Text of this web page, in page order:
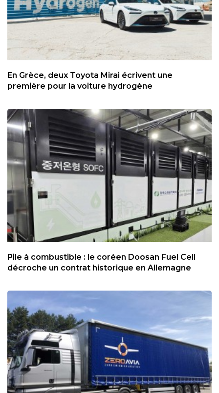
En Grèce, deux Toyota Mirai écrivent une
première pour la voiture hydrogène
Pile à combustible : le coréen Doosan Fuel Cell
décroche un contrat historique en Allemagne